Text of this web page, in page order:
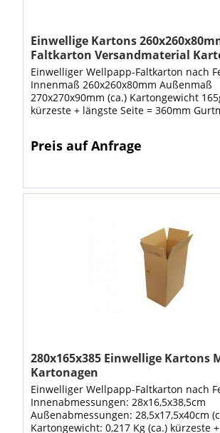
Einwellige Kartons
Faltkarton Versandmaterial
Einwelliger Wellpapp-Faltkarton nach
Innenmaß 260x260x80mm Außenmaß
270x270x90mm (ca.) Kartongewicht
kürzeste + längste Seite = 360mm
Preis auf Anfrage
280x165x385 Einwellige Kartons
Kartonagen
Einwelliger Wellpapp-Faltkarton nach
Innenabmessungen: 28x16,5x38,5cm
Außenabmessungen: 28,5x17,5x40cm
Kartongewicht: 0,217 Kg (ca.) kürzeste